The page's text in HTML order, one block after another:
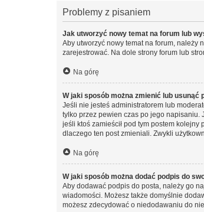
Problemy z pisaniem
Jak utworzyć nowy temat na forum lub
Aby utworzyć nowy temat na forum, należy
zarejestrować. Na dole strony forum lub
Na górę
W jaki sposób można zmienić lub usunąć
Jeśli nie jesteś administratorem lub
tylko przez pewien czas po jego napisaniu.
jeśli ktoś zamieścił pod tym postem
dlaczego ten post zmieniali. Zwykli
Na górę
W jaki sposób można dodać podpis do
Aby dodawać podpis do posta, należy go
wiadomości. Możesz także domyślnie
możesz zdecydować o niedodawaniu do